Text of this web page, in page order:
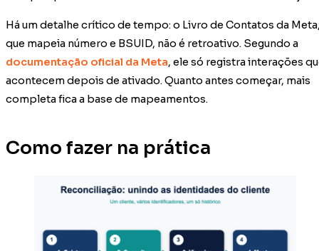
Há um detalhe crítico de tempo: o Livro de Contatos da
que mapeia número e BSUID, não é retroativo. Segundo a
documentação oficial da Meta, ele só registra interações
acontecem depois de ativado. Quanto antes começar, mais
completa fica a base de mapeamentos.
Como fazer na prática